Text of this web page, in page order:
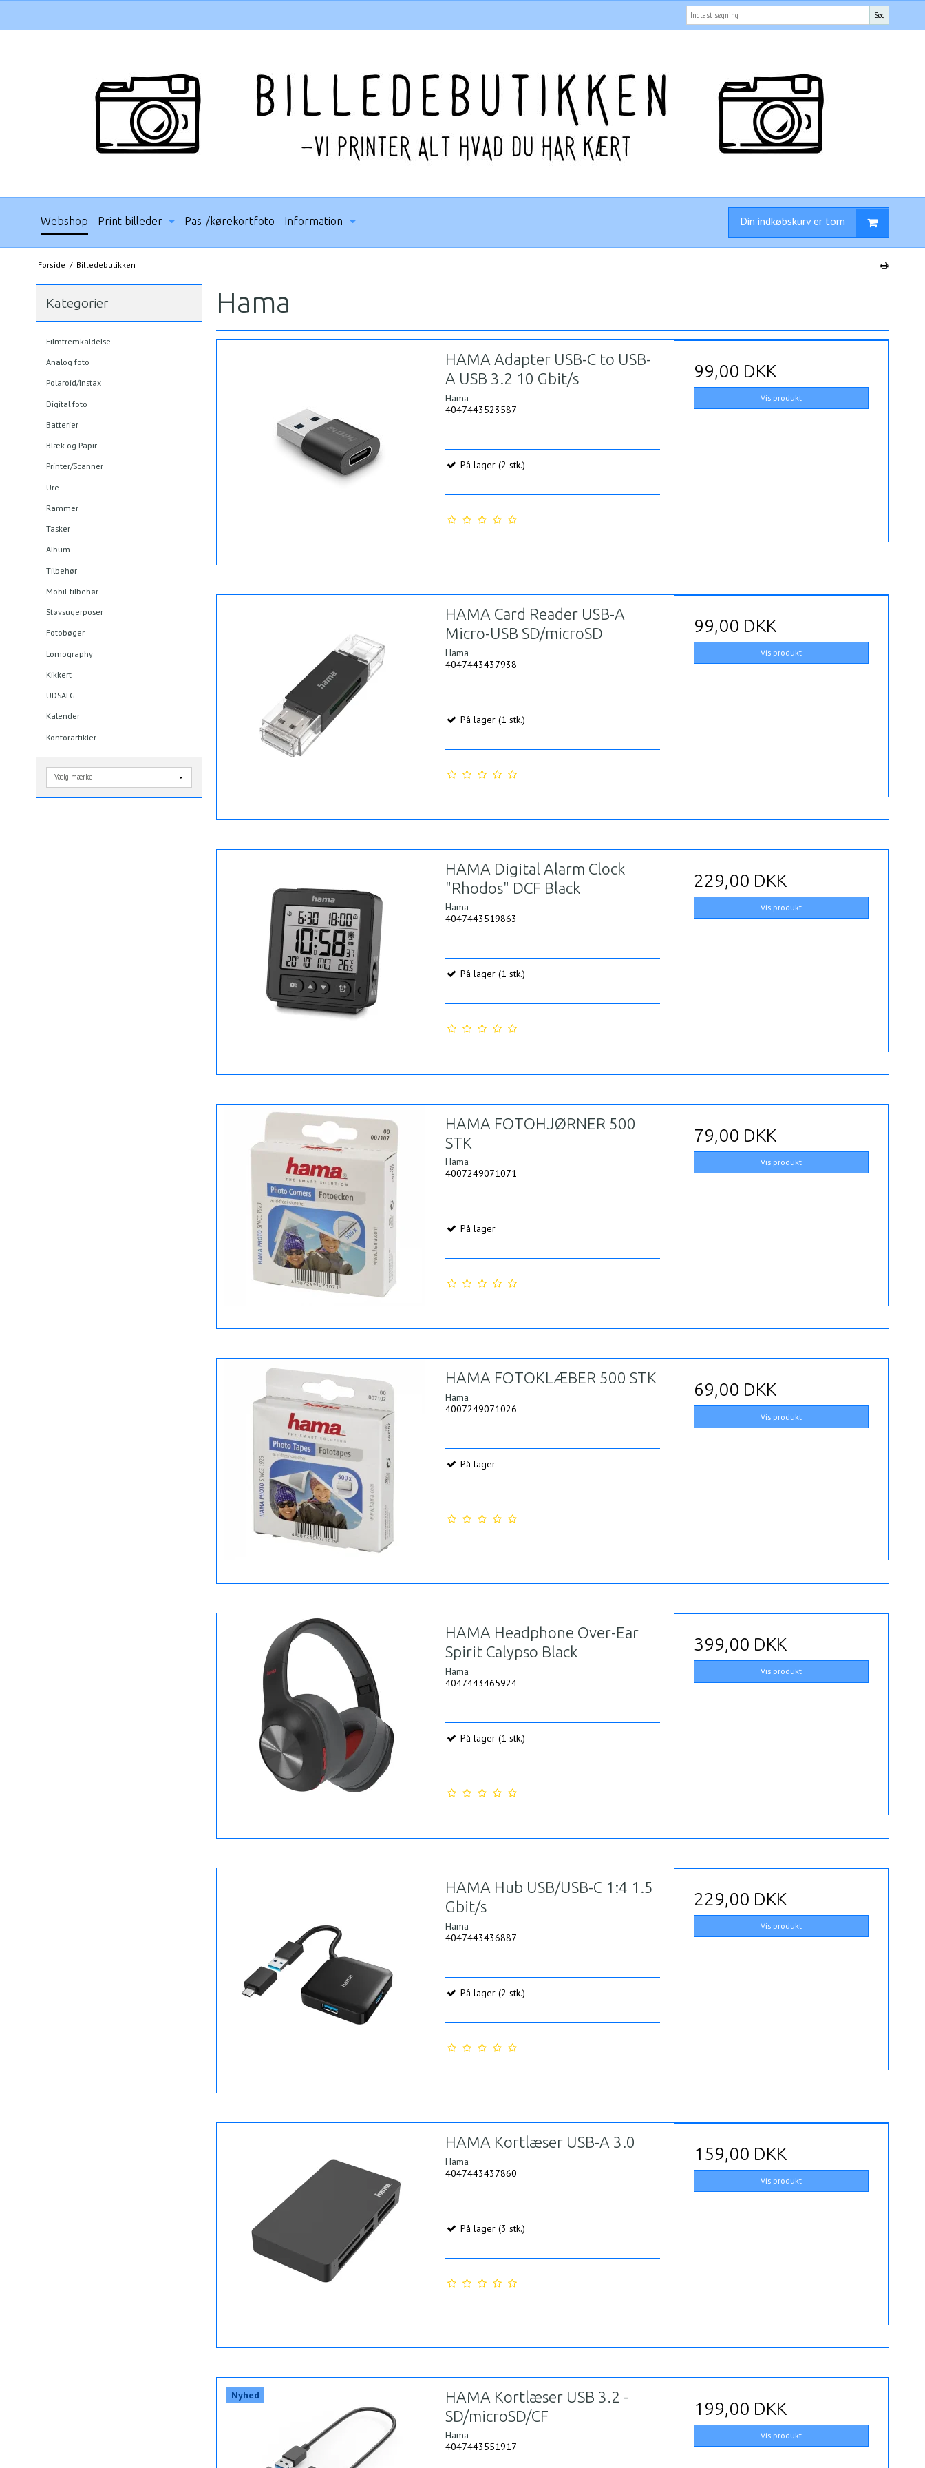
Søg
Webshop Print billeder Pas-/kørekortfoto Information Din indkøbskurv er tom
Forside / Billedebutikken
Kategorier
Filmfremkaldelse
Analog foto
Polaroid/Instax
Digital foto
Batterier
Blæk og Papir
Printer/Scanner
Ure
Rammer
Tasker
Album
Tilbehør
Mobil-tilbehør
Støvsugerposer
Fotobøger
Lomography
Kikkert
UDSALG
Kalender
Kontorartikler
Hama
HAMA Adapter USB-C to USB-
A USB 3.2 10 Gbit/s
Hama
4047443523587
På lager (2 stk.)
99,00 DKK
Vis produkt
HAMA Card Reader USB-A
Micro-USB SD/microSD
Hama
4047443437938
På lager (1 stk.)
99,00 DKK
Vis produkt
HAMA Digital Alarm Clock
"Rhodos" DCF Black
Hama
4047443519863
På lager (1 stk.)
229,00 DKK
Vis produkt
HAMA FOTOHJØRNER 500
STK
Hama
4007249071071
På lager
79,00 DKK
Vis produkt
HAMA FOTOKLÆBER 500 STK
Hama
4007249071026
På lager
69,00 DKK
Vis produkt
HAMA Headphone Over-Ear
Spirit Calypso Black
Hama
4047443465924
På lager (1 stk.)
399,00 DKK
Vis produkt
HAMA Hub USB/USB-C 1:4 1.5
Gbit/s
Hama
4047443436887
På lager (2 stk.)
229,00 DKK
Vis produkt
HAMA Kortlæser USB-A 3.0
Hama
4047443437860
På lager (3 stk.)
159,00 DKK
Vis produkt
Nyhed
HAMA Kortlæser USB 3.2 -
SD/microSD/CF
Hama
4047443551917
199,00 DKK
Vis produkt